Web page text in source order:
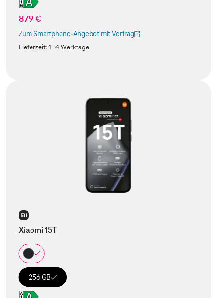
879 €
Zum Smartphone-Angebot mit Vertrag
(Der Link wird in einem neuen Tab geöffnet)
Lieferzeit:1-4 Werktage
Xiaomi 15T
256 GB